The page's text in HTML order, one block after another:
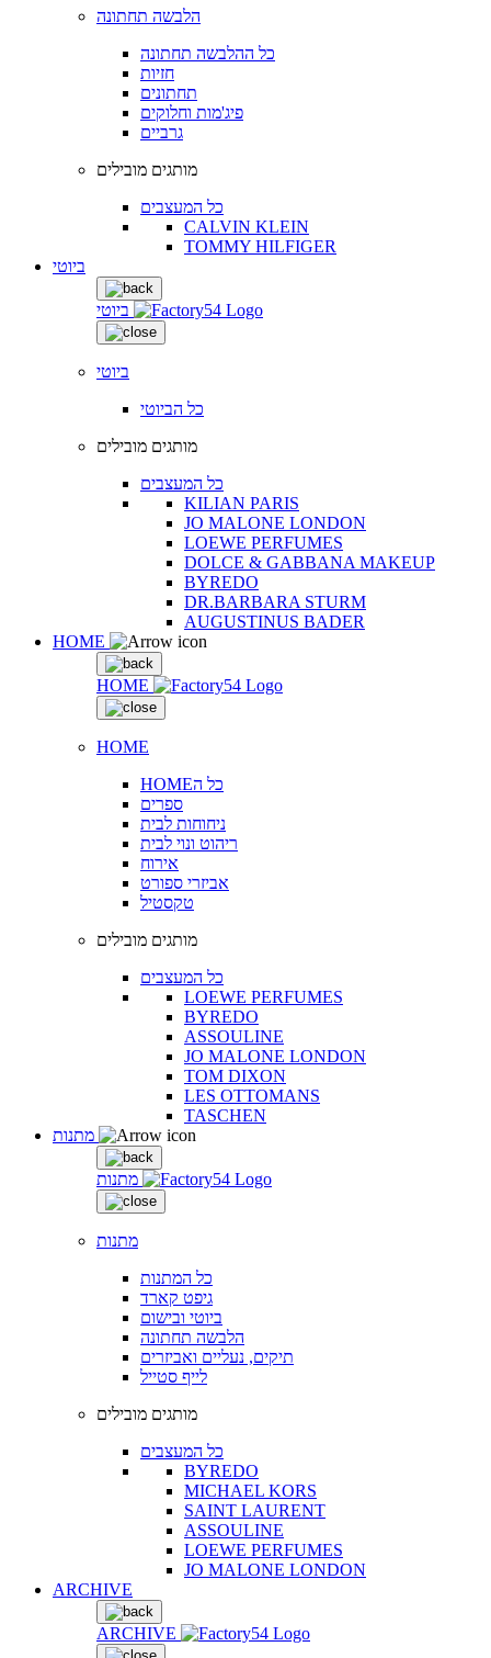
הלבשה תחתונה
כל ההלבשה תחתונה
חזיות
תחתונים
פיג'מות וחלוקים
גרביים
מותגים מובילים
כל המעצבים
CALVIN KLEIN
TOMMY HILFIGER
ביוטי
ביוטי
ביוטי
כל הביוטי
מותגים מובילים
כל המעצבים
KILIAN PARIS
JO MALONE LONDON
LOEWE PERFUMES
DOLCE & GABBANA MAKEUP
BYREDO
DR.BARBARA STURM
AUGUSTINUS BADER
HOME
HOME
HOME
HOMEכל ה
ספרים
ניחוחות לבית
ריהוט ונוי לבית
אירוח
אביזרי ספורט
טקסטיל
מותגים מובילים
כל המעצבים
LOEWE PERFUMES
BYREDO
ASSOULINE
JO MALONE LONDON
TOM DIXON
LES OTTOMANS
TASCHEN
מתנות
מתנות
כל המתנות
גיפט קארד
ביוטי ובישום
הלבשה תחתונה
תיקים, נעליים ואביזרים
לייף סטייל
מותגים מובילים
כל המעצבים
BYREDO
MICHAEL KORS
SAINT LAURENT
ASSOULINE
LOEWE PERFUMES
JO MALONE LONDON
ARCHIVE
ARCHIVE